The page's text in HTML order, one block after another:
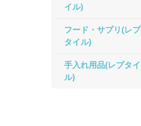
イル)
フード・サプリ(レプ
タイル)
手入れ用品(レプタイ
ル)